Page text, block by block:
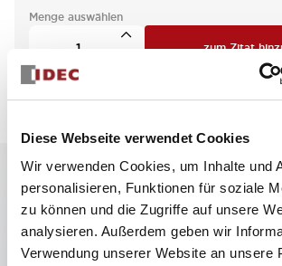
Diese Webseite verwendet Cookies
Wir verwenden Cookies, um Inhalte und
personalisieren, Funktionen für soziale
zu können und die Zugriffe auf unsere
analysieren. Außerdem geben wir
Verwendung unserer Website an unsere
Menge auswählen
zum Zitat
Hauptmerkmale
Anwendbar in potenziell